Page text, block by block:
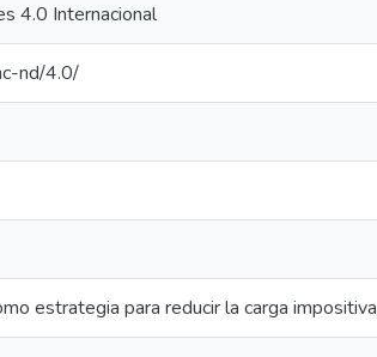
4.0 Internacional
nd/4.0/
estrategia para reducir la carga